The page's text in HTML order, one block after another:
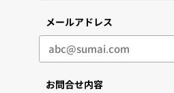
メールアドレス
お問合せ内容